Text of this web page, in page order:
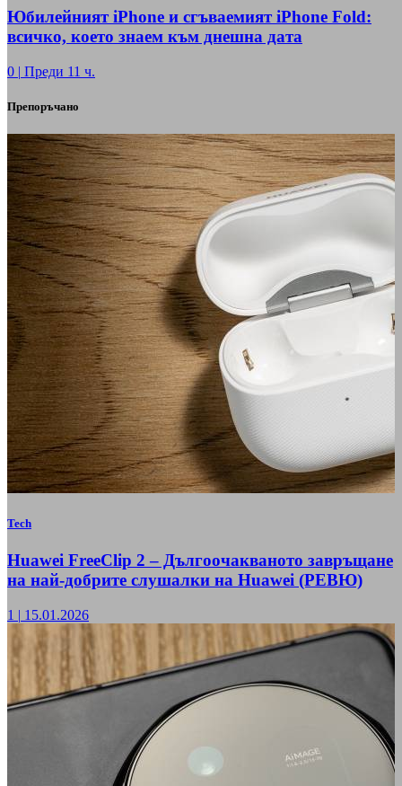
Юбилейният iPhone и сгъваемият iPhone Fold:
всичко, което знаем към днешна дата
0 | Преди 11 ч.
Препоръчано
Tech
Huawei FreeClip 2 – Дългоочакваното завръщане
на най-добрите слушалки на Huawei (РЕВЮ)
1 | 15.01.2026